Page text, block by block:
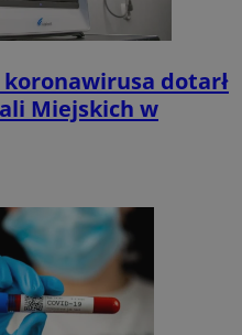
dotarł
Miejskich w